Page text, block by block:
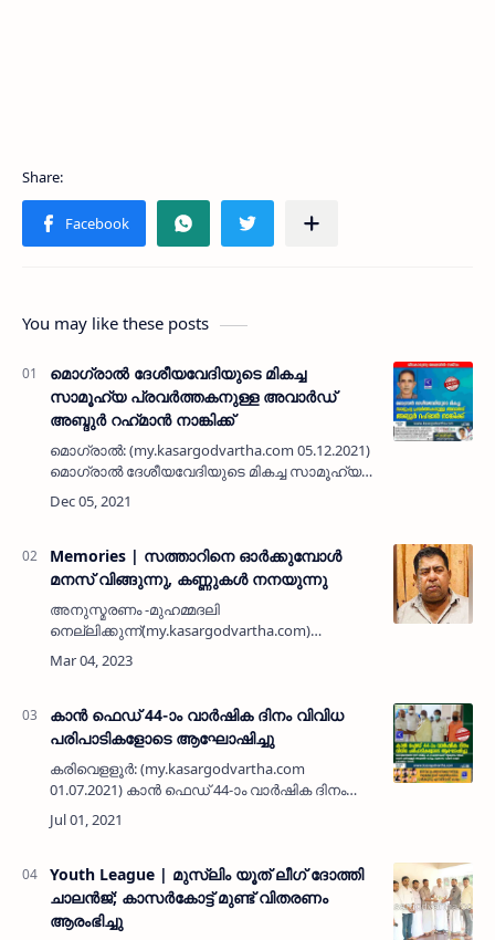
You may like these posts
മൊഗ്രാൽ ദേശീയവേദിയുടെ മികച്ച
സാമൂഹ്യ പ്രവർത്തകനുള്ള അവാർഡ്
അബ്ദുർ റഹ്‌മാൻ നാങ്കിക്ക്
മൊഗ്രാൽ: (my.kasargodvartha.com 05.12.2021)
മൊഗ്രാൽ ദേശീയവേദിയുടെ മികച്ച സാമൂഹ്യ
പ്രവർത്തകനുള്ള അവാർഡ് മൊഗ്രാൽ നാങ്കി
സ്വദേശിയും ജീവകാരുണ്യ പ്രവർത്തകനുമായ
Memories | സത്താറിനെ ഓര്‍ക്കുമ്പോള്‍
മനസ് വിങ്ങുന്നു, കണ്ണുകള്‍ നനയുന്നു
അനുസ്മരണം -മുഹമ്മദലി
നെല്ലിക്കുന്ന്(my.kasargodvartha.com)
സത്താറിന്റെ മരണവാര്‍ത്ത ഏറെ
വിഷമത്തോടെയാണ് കേട്ടത്. സത്താറുമായി
അത്രയ്ക്കും…
കാൻ ഫെഡ് 44-ാം വാർഷിക ദിനം വിവിധ
പരിപാടികളോടെ ആഘോഷിച്ചു
കരിവെളളൂർ: (my.kasargodvartha.com
01.07.2021) കാൻ ഫെഡ് 44-ാം വാർഷിക ദിനം
കരിവെള്ളൂരിൽ പ്രവർത്തകർ കോവിഡ്
പ്രോടോകോൾ പ്രകാരം വിവിധ
സംഘടനയുടെ ആരംഭകാലം …
Youth League | മുസ്ലിം യൂത് ലീഗ് ദോത്തി
ചാലന്‍ജ്; കാസര്‍കോട്ട് മുണ്ട് വിതരണം
ആരംഭിച്ചു